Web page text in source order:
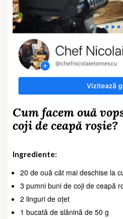
Cum facem ouă
coji de ceapă roșie?
Ingrediente:
20 de ouă cât mai deschise la
3 pumni buni de coji de ceapă
2 linguri de oțet
1 bucată de slănină de 50 g